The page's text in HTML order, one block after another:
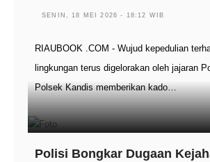
SENIN, 18 MEI 2026 - 18:12 WIB
RIAUBOOK .COM - Wujud kepedulian
lingkungan terus digelorakan oleh jajaran
Polsek Kandis memberikan kado…
Polisi Bongkar Dugaan